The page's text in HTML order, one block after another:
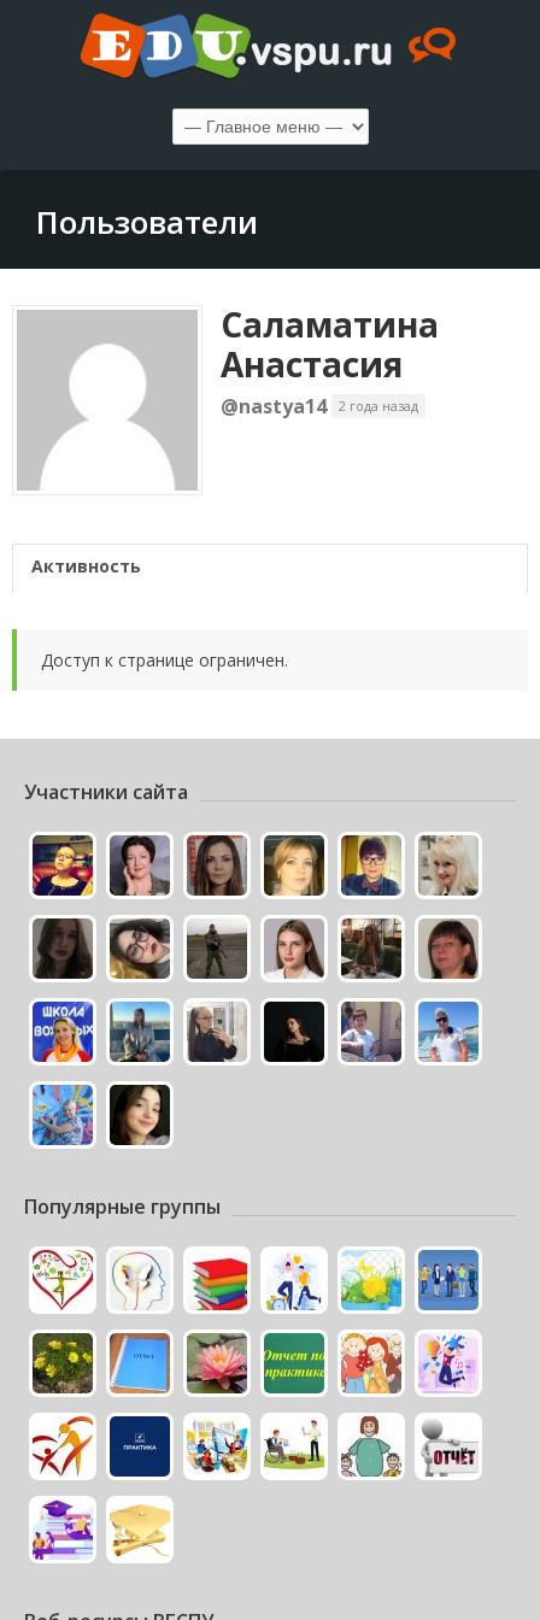
Пользователи
Саламатина
Анастасия
@nastya14 2 года назад
Активность
Доступ к странице ограничен.
Участники сайта
Популярные группы